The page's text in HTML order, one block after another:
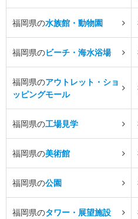
福岡県の水族館・動物園
福岡県のビーチ・海水浴場
福岡県のアウトレット・ショ
ッピングモール
福岡県の工場見学
福岡県の美術館
福岡県の公園
福岡県のタワー・展望施設